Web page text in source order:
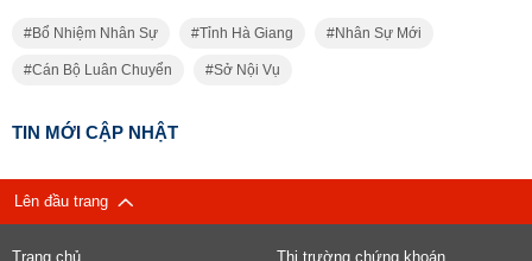
Bổ Nhiệm Nhân Sự Tỉnh Hà Giang Nhân Sự Mới
Cán Bộ Luân Chuyển Sở Nội Vụ
TIN MỚI CẬP NHẬT
Lên đầu trang
Trang chủ Thị trường chứng khoán